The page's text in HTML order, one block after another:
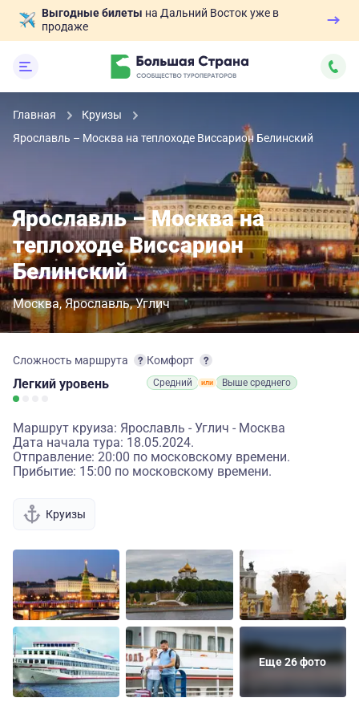
Выгодные билеты на Дальний Восток уже в
продаже
Главная
Круизы
Ярославль – Москва на теплоходе Виссарион Белинский
Ярославль – Москва на
теплоходе Виссарион
Белинский
Москва Ярославль Углич
Сложность маршрута
Легкий уровень
Комфорт
Средний Выше среднего
Маршрут круиза: Ярославль - Углич - Москва
Дата начала тура: 18.05.2024.
Отправление: 20:00 по московскому времени.
Прибытие: 15:00 по московскому времени.
Круизы
Еще 26 фото